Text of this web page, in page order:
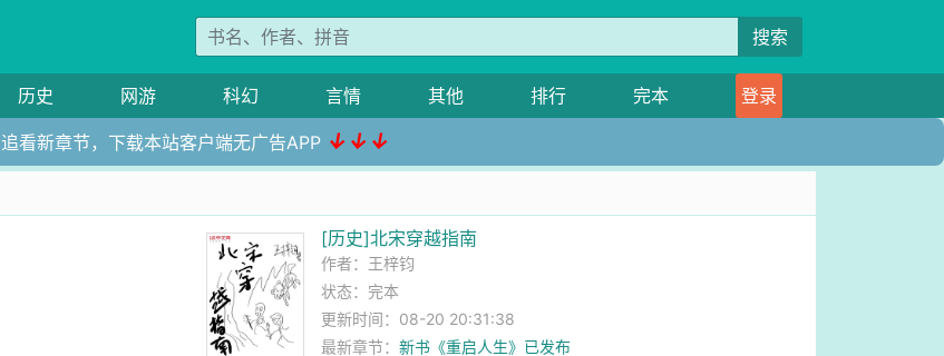
搜索
历史 网游 科幻 言情 其他 排行 完本 登录
追看新章节，下载本站客户端无广告APP ↓↓↓
[历史]北宋穿越指南
作者： 王梓钧
状态：完本
更新时间：08-20 20:31:38
最新章节： 新书《重启人生》已发布